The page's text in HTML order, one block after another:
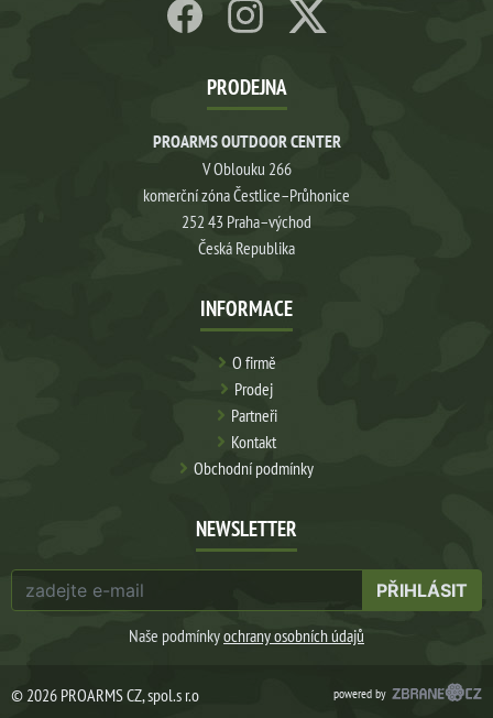
PRODEJNA
PROARMS OUTDOOR CENTER
V Oblouku 266
komerční zóna Čestlice–Průhonice
252 43 Praha–východ
Česká Republika
INFORMACE
O firmě
Prodej
Partneři
Kontakt
Obchodní podmínky
NEWSLETTER
PŘIHLÁSIT
Naše podmínkyochrany osobních údajů
© 2026 PROARMS CZ, spol.s r.o powered by